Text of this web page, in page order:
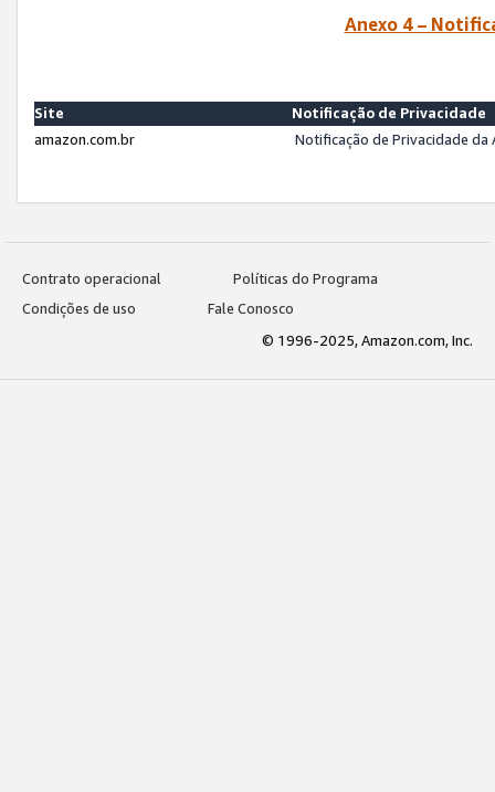
Anexo 4 –
Site
Notificação de Privacidade
amazon.com.br
Notificação de Privacidade
Contrato operacional
Políticas do Programa
Condições de uso
Fale Conosco
© 1996-2025, Amazon.com, Inc.